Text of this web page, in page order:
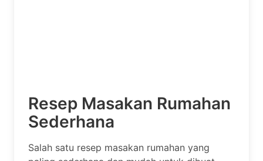
Resep Masakan Rumahan
Sederhana
Salah satu resep masakan rumahan yang